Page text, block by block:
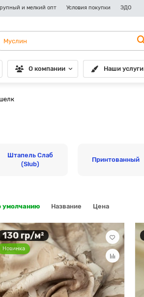
и мелкий опт Условия покупки ЭДО
О компании Наши услуги
Штапель Слаб
(Slub)
Принтованный
умолчанию Название Цена
130 гр/м²
Новинка